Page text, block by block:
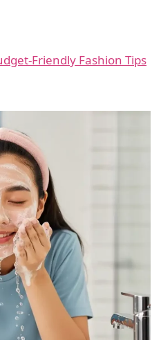
Friendly Fashion Tips